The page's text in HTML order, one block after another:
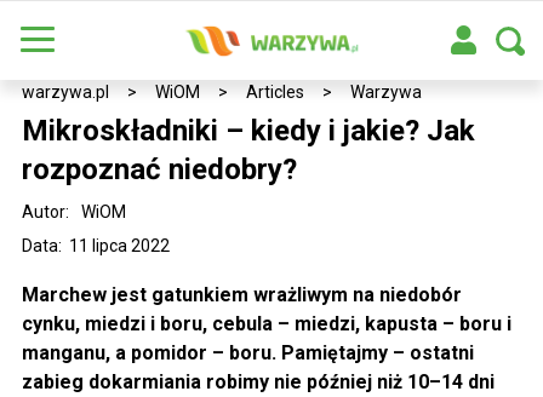
warzywa.pl > WiOM > Articles > Warzywa
Mikroskładniki – kiedy i jakie? Jak
rozpoznać niedobry?
Data: 11 lipca 2022
Autor: WiOM
Marchew jest gatunkiem wrażliwym na niedobór
cynku, miedzi i boru, cebula – miedzi, kapusta – boru i
manganu, a pomidor – boru. Pamiętajmy – ostatni
zabieg dokarmiania robimy nie później niż 10–14 dni